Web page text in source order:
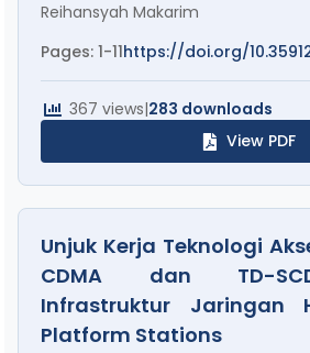
Reihansyah Makarim
Pages: 1-11https://doi.org/
367 views|283 downloads
View PDF
Unjuk Kerja Teknologi
CDMA dan TD-
Infrastruktur Jaringan
Platform Stations